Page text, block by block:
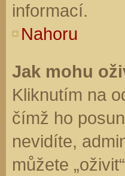
informací.
Nahoru
Jak mohu
Kliknutím na
čímž ho
nevidíte,
můžete